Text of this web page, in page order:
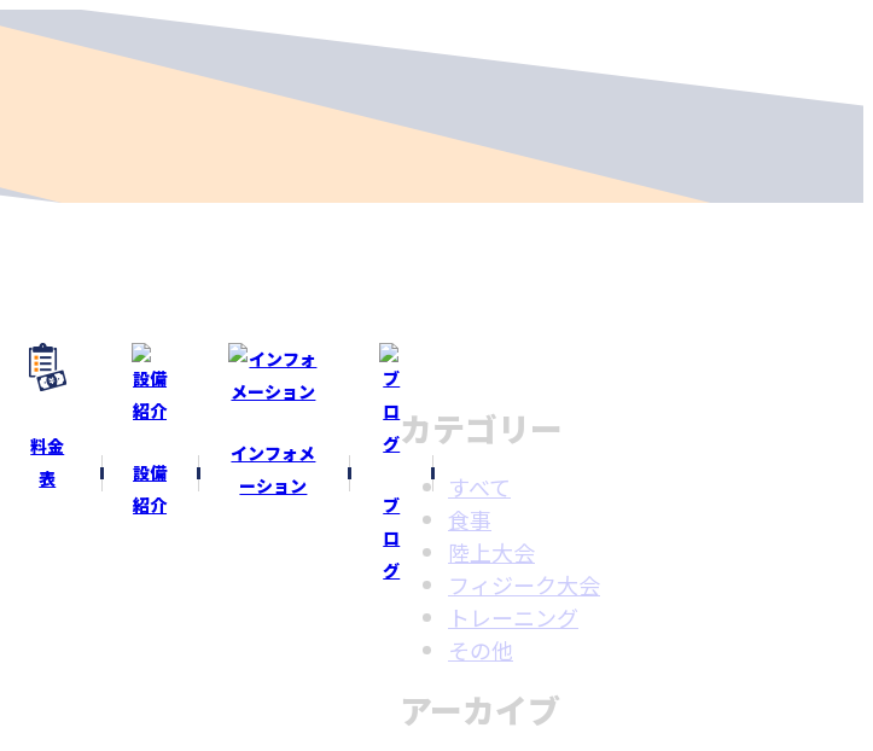
料金
表
設備
紹介
インフォメ
ーション
ブ
ロ
グ
カテゴリー
すべて
食事
陸上大会
フィジーク大会
トレーニング
その他
アーカイブ